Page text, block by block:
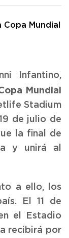
Infantino,
Mundial
Stadium
de julio de
la final de
y unirá al
a ello, los
El 11 de
el Estadio
recibirá por